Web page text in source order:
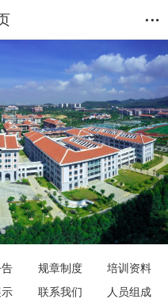
规章制度
培训资料
联系我们 人员组成